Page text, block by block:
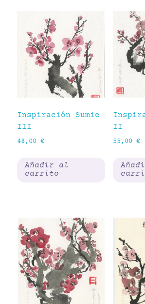
Inspiración Sumie
III
48,00 €
Añadir al
carrito
II
55,00 €